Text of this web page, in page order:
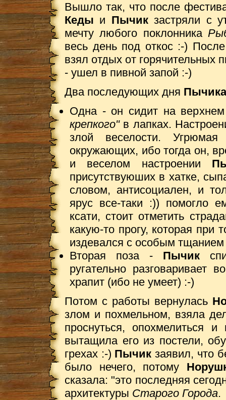
Вышло так, что после
Кеды и Пычикзастряли с
мечту любого поклонника
весь день под откос :-)
взял отдых от горячительных
- ушел в пивной запой :-)
Два последующих дня
Одна - он сидит на
крепкого" в лапках.
злой веселости. Угрюмая
окружающих, ибо тогда он,
и веселом настроении
присутствуюших в хатке,
словом, антисоциален, и
ярус все-таки :)) помогло
ксати, стоит отметить
какую-то прогу, которая
издевался с особым тщанием
Вторая поза - Пычик
ругательно разговаривает
храпит (ибо не умеет) :-)
Потом с работы вернулась
злом и похмельном, взяла
проснуться, опохмелиться
вытащила его из постели,
грехах :-) Пычикзаявил, что
было нечего, потому
сказала: "это последняя
архитектуры Старого Города.